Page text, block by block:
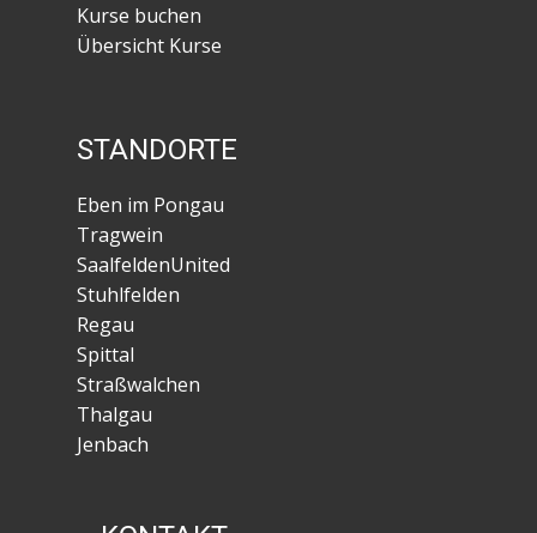
Kurse buchen
Übersicht Kurse
STANDORTE
Eben im Pongau
Tragwein
SaalfeldenUnited
Stuhlfelden
Regau
Spittal
Straßwalchen
Thalgau
Jenbach